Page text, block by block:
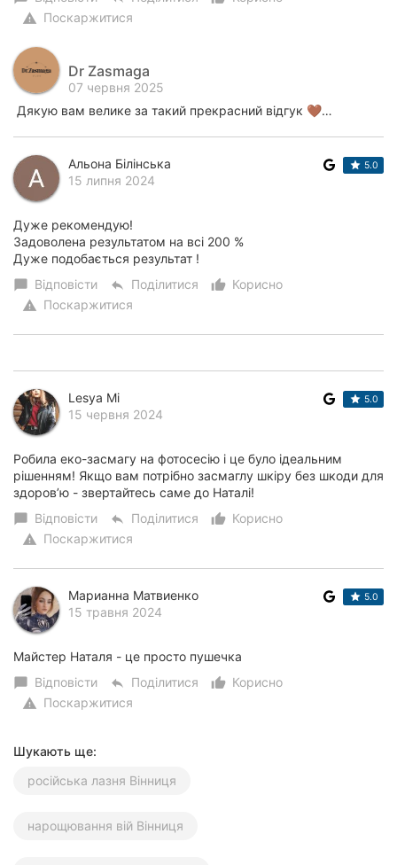
warning Поскаржитися
Dr Zasmaga
07 червня 2025
Дякую вам велике за такий прекрасний відгук 🤎…
Альона Білінська
15 липня 2024
5.0
Дуже рекомендую!
Задоволена результатом на всі 200 %
Дуже подобається результат !
chat_bubble Відповісти reply Поділитися thumb_up_alt
Корисно
warning Поскаржитися
Lesya Mі
15 червня 2024
5.0
Робила еко-засмагу на фотосесію і це було ідеальним
рішенням! Якщо вам потрібно засмаглу шкіру без шкоди для
здоровʼю - звертайтесь саме до Наталі!
chat_bubble Відповісти reply Поділитися thumb_up_alt
Корисно
warning Поскаржитися
Марианна Матвиенко
15 травня 2024
5.0
Майстер Наталя - це просто пушечка
chat_bubble Відповісти reply Поділитися thumb_up_alt
Корисно
warning Поскаржитися
Шукають ще:
російська лазня Вінниця
нарощювання вій Вінниця